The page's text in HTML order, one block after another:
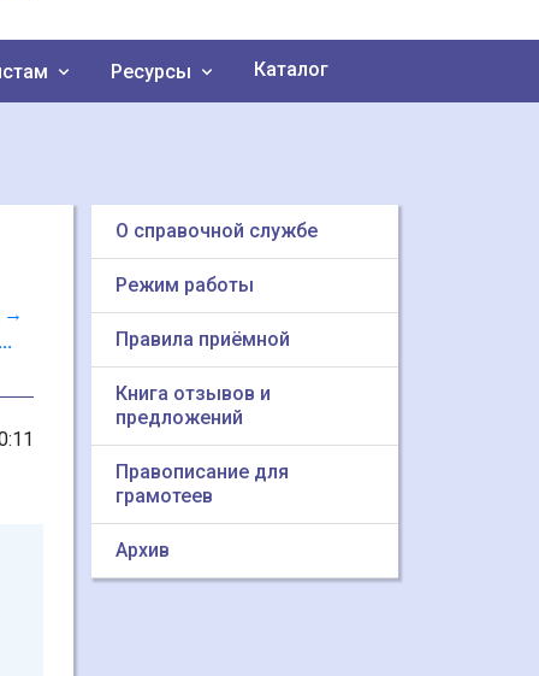
Ресурсы Каталог
→
...
О справочной службе
Режим работы
Правила приёмной
Книга отзывов и
предложений
Правописание для
грамотеев
Архив